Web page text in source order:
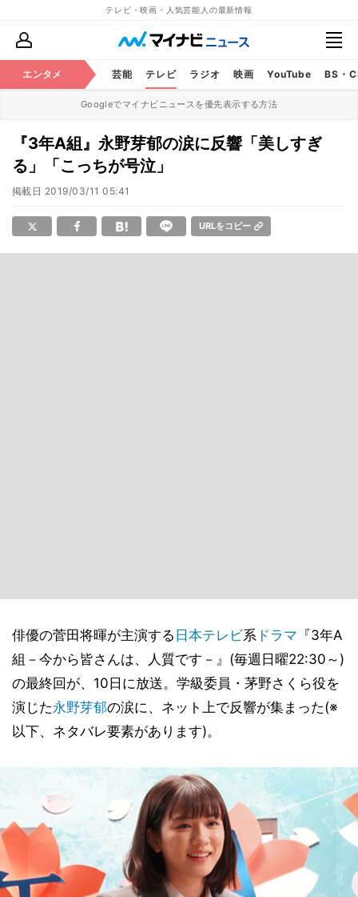
テレビ・映画・人気芸能人の最新情報
エンタメ 芸能 テレビ ラジオ 映画 YouTube BS・
Googleでマイナビニュースを優先表示する方法
『3年A組』永野芽郁の涙に反響「美しすぎ
る」「こっちが号泣」
掲載日 2019/03/11 05:41
URLをコピー
俳優の菅田将暉が主演する 日本テレビ系 ドラマ 『3年A
組－今から皆さんは、人質です－』(毎週日曜22:30～)
の最終回が、10日に放送。学級委員・茅野さくら役を
演じた永野芽郁の涙に、ネット上で反響が集まった(※
以下、ネタバレ要素があります)。